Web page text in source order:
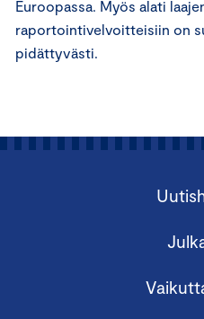
Euroopassa. Myös alati
raportointivelvoitteisiin on
pidättyvästi.